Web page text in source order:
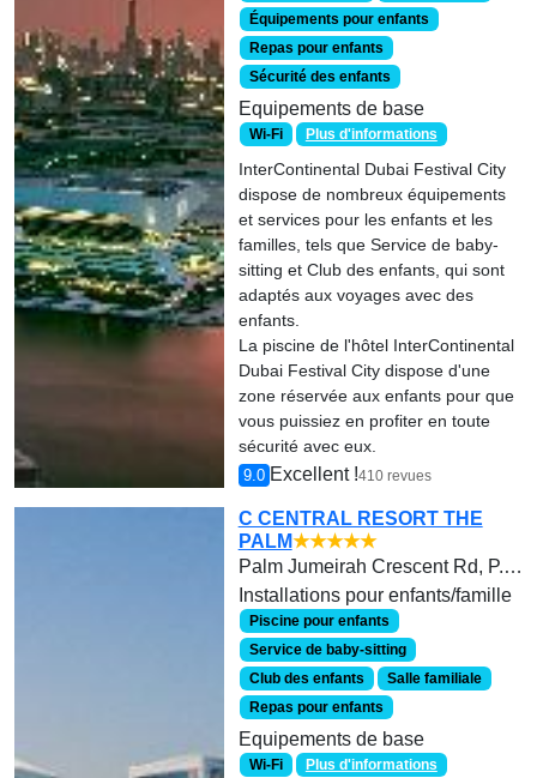
Équipements pour enfants
Repas pour enfants
Sécurité des enfants
Equipements de base
Wi-Fi Plus d'informations
InterContinental Dubai Festival City
dispose de nombreux équipements
et services pour les enfants et les
familles, tels que Service de baby-
sitting et Club des enfants, qui sont
adaptés aux voyages avec des
enfants.
La piscine de l'hôtel InterContinental
Dubai Festival City dispose d'une
zone réservée aux enfants pour que
vous puissiez en profiter en toute
sécurité avec eux.
9.0 Excellent !410 revues
C CENTRAL RESORT THE
PALM★★★★★
Palm Jumeirah Crescent Rd, P.O.Box 22369
Installations pour enfants/famille
Piscine pour enfants
Service de baby-sitting
Club des enfants
Salle familiale
Repas pour enfants
Equipements de base
Wi-Fi Plus d'informations